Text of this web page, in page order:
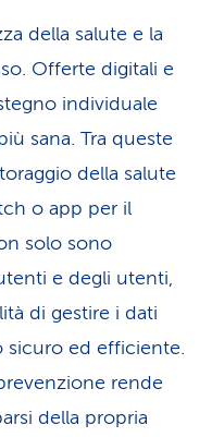
della salute e la
Offerte digitali e
individuale
sana. Tra queste
della salute
o app per il
solo sono
e degli utenti,
di gestire i dati
sicuro ed efficiente.
rende
della propria